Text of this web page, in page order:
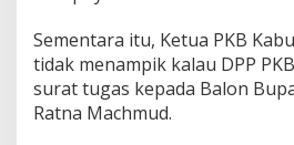
Sementara itu, Ketua PKB
tidak menampik kalau DPP
surat tugas kepada Balon
Ratna Machmud.